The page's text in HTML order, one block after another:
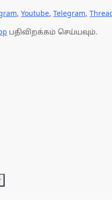
, Youtube, Telegram,
பதிவிறக்கம் செய்யவும்.